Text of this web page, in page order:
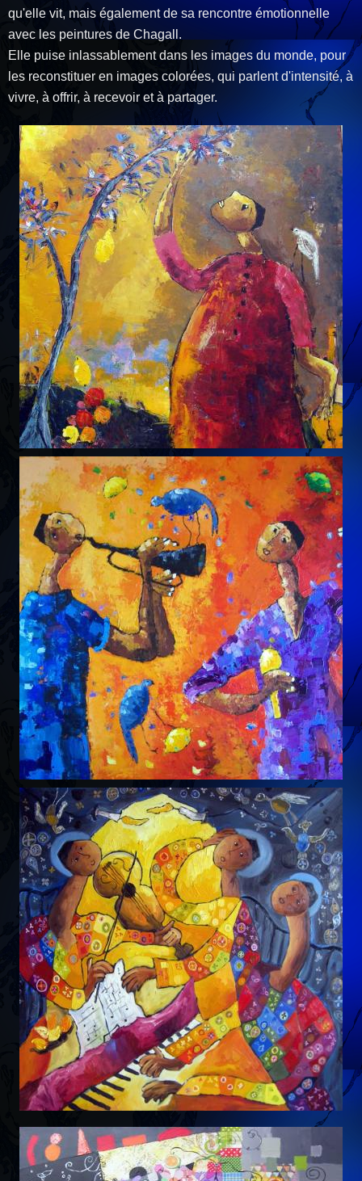
qu'elle vit, mais également de sa rencontre émotionnelle
avec les peintures de Chagall.
Elle puise inlassablement dans les images du monde, pour
les reconstituer en images colorées, qui parlent d'intensité, à
vivre, à offrir, à recevoir et à partager.